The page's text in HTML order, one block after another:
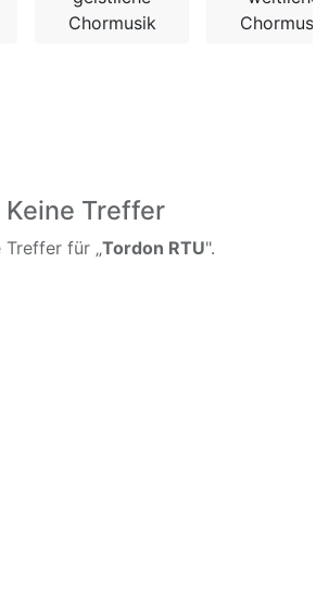
Chormusik
Chormusik
Keine Treffer
Treffer für „Tordon RTU".